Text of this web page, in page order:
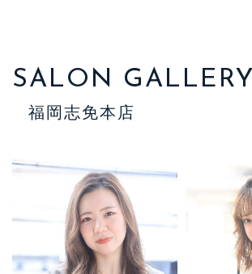
SALON GALLERY
福岡志免本店